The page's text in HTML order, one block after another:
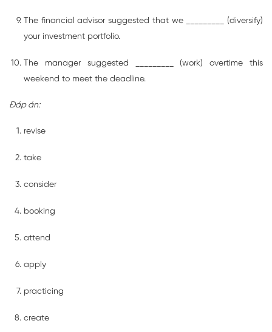
The financial advisor suggested that we _________ (diversify)
your investment portfolio.
The manager suggested _________ (work) overtime this
weekend to meet the deadline.
Đáp án:
revise
take
consider
booking
attend
apply
practicing
create